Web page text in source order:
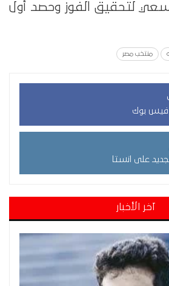
لتحقيق الفوز وحصد أول
منتخب مصر
فيس بوك
على انستا
آخر الأخبار